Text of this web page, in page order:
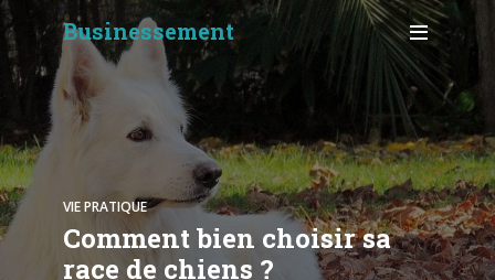
Businessement
VIE PRATIQUE
Comment bien choisir sa
race de chiens ?